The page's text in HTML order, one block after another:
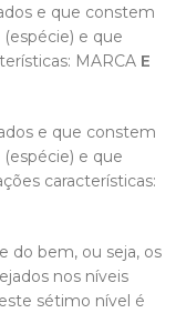
e que constem
e que
MARCA E
e que constem
e que
características:
do bem, ou seja, os
nos níveis
sétimo nível é